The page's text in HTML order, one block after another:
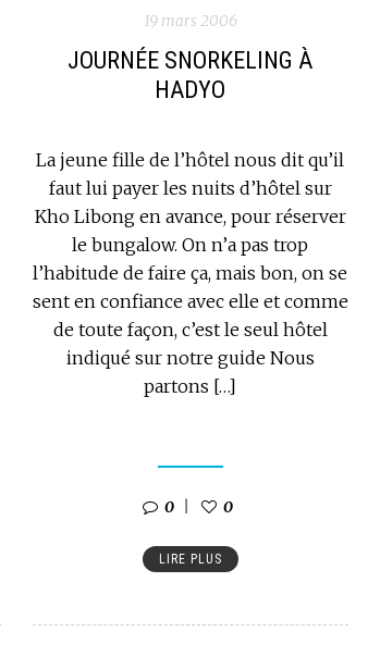
19 mars 2006
JOURNÉE SNORKELING À
HADYO
La jeune fille de l’hôtel nous dit qu’il
faut lui payer les nuits d’hôtel sur
Kho Libong en avance, pour réserver
le bungalow. On n’a pas trop
l’habitude de faire ça, mais bon, on se
sent en confiance avec elle et comme
de toute façon, c’est le seul hôtel
indiqué sur notre guide Nous
partons […]
0 0
LIRE PLUS